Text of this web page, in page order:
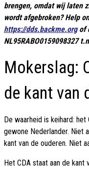
brengen, omdat wij laten
wordt afgebroken? Help
https://dds.backme.orgof
NL95RABO0159098327
Mokerslag:
de kant van
De waarheid is keihard:
gewone Nederlander. Niet
kant van de ouderen. Niet
Het CDA staat aan de kant